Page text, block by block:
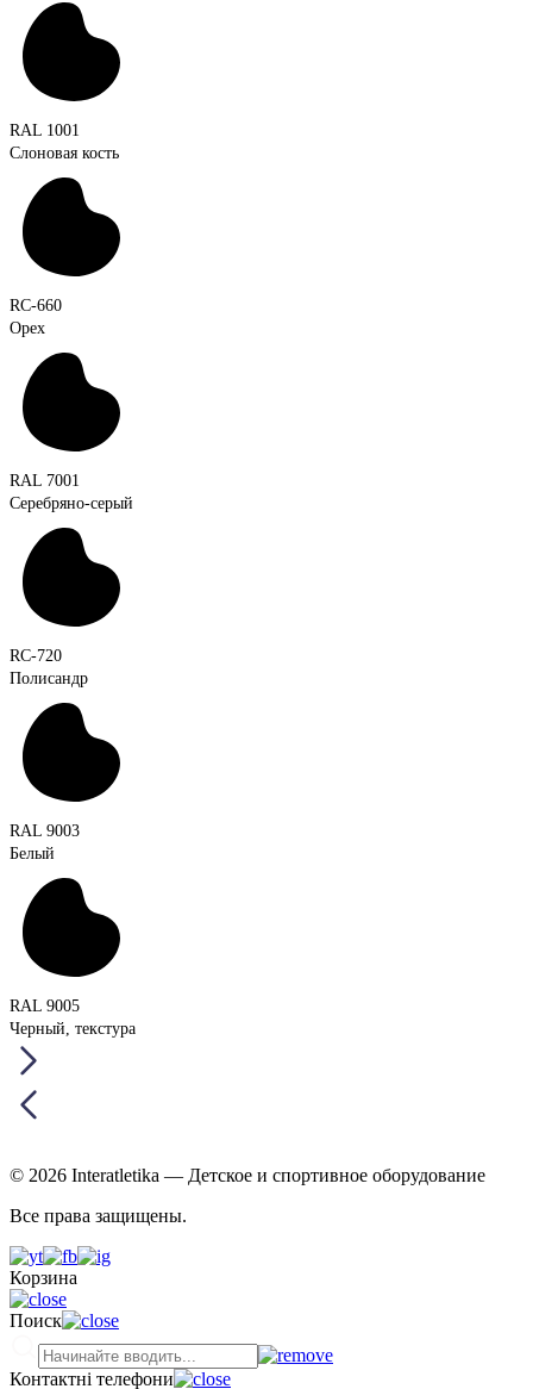
RAL 1001
Слоновая кость
RC-660
Орех
RAL 7001
Серебряно-серый
RC-720
Полисандр
RAL 9003
Белый
RAL 9005
Черный, текстура
© 2026 Interatletika — Детское и спортивное оборудование
Все права защищены.
Корзина
Поиск
Контактні телефони